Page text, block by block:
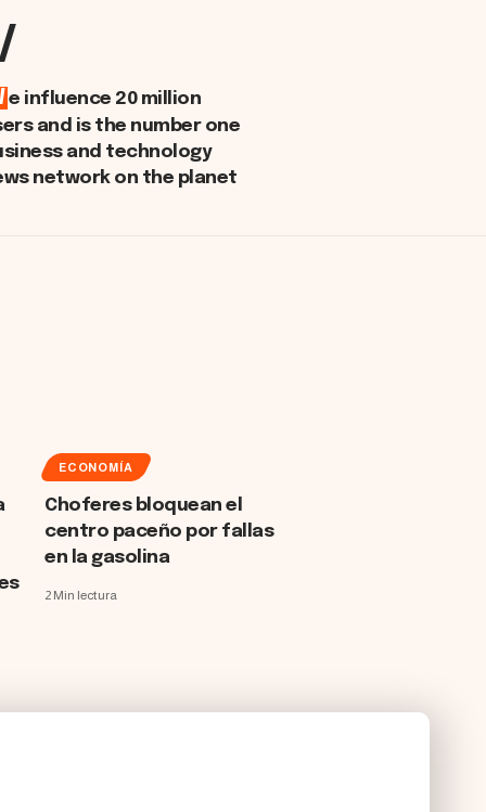
e influence 20 million
and is the number one
and technology
network on the planet
ECONOMÍA
Choferes bloquean el
centro paceño por fallas
en la gasolina
2 Min lectura